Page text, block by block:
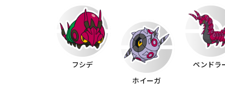
フシデ
ホイーガ
ペンドラ